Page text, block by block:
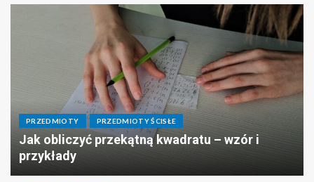
PRZEDMIOTY PRZEDMIOTY ŚCISŁE
Jak obliczyć przekątną kwadratu – wzór i
przykłady